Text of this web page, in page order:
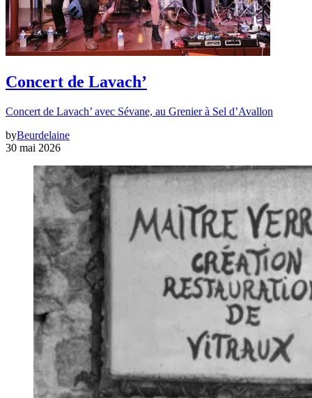
Concert de Lavach’
Concert de Lavach’ avec Sévane, au Grenier à Sel d’Avallon
byBeurdelaine
30 mai 2026